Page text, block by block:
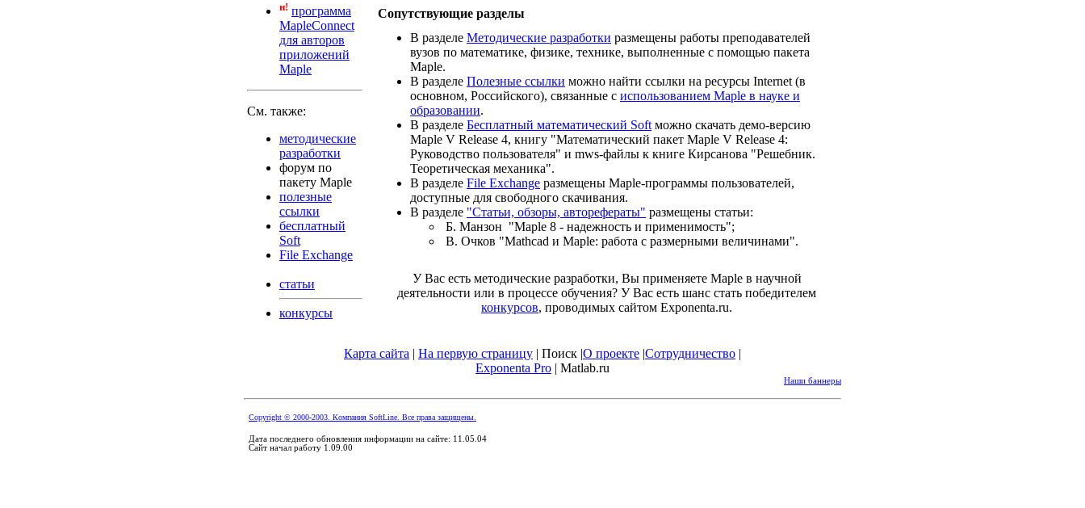
н! программа
MapleConnect
для авторов
приложений
Maple
См. также:
методические
разработки
форум по
пакету Maple
полезные
ссылки
бесплатный
Soft
File Exchange
статьи
конкурсы
Сопутствующие разделы
В разделе Методические разработки размещены работы преподавателей
вузов по математике, физике, технике, выполненные с помощью пакета
Maple.
В разделе Полезные ссылки можно найти ссылки на ресурсы Internet (в
основном, Российского), связанные с использованием Maple в науке и
образовании.
В разделе Бесплатный математический Soft можно скачать демо-версию
Maple V Release 4, книгу "Математический пакет Maple V Release 4:
Руководство пользователя" и mws-файлы к книге Кирсанова "Решебник.
Теоретическая механика".
В разделе File Exchange размещены Maple-программы пользователей,
доступные для свободного скачивания.
В разделе "Статьи, обзоры, авторефераты" размещены статьи:
Б. Манзон "Maple 8 - надежность и применимость";
В. Очков "Mathcad и Maple: работа с размерными величинами".
У Вас есть методические разработки, Вы применяете Maple в научной
деятельности или в процессе обучения? У Вас есть шанс стать победителем
конкурсов, проводимых сайтом Exponenta.ru.
Карта сайта | На первую страницу | Поиск |О проекте |Сотрудничество |
Exponenta Pro | Matlab.ru
Наши баннеры
Copyright © 2000-2003. Компания SoftLine. Все права защищены.
Дата последнего обновления информации на сайте: 11.05.04
Сайт начал работу 1.09.00